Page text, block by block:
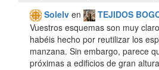
Solelv en TEJIDOS
Vuestros esquemas son muy
habéis hecho por reutilizar los
manzana. Sin embargo, parece
próximas a edificios de gran